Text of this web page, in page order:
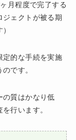
月程度で完了する
ジェクトが被る期
定的な手続を実施
です。
の質はかなり低
行います。